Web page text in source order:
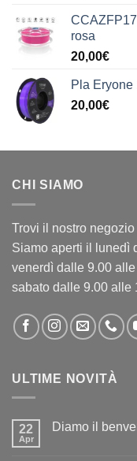
rosa
20,00€
Pla Eryone
20,00€
CHI SIAMO
Trovi il nostro
Siamo aperti il lunedì
venerdì dalle 9.00
sabato dalle 9.00 alle
ULTIME NOVITÀ
22
Apr
Diamo il